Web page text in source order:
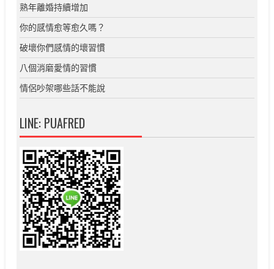
熟年離婚持續增加
你的感情愈等愈久嗎？
破壞你們感情的壞習慣
八個消磨愛情的習慣
情侶吵架哪些話不能說
LINE: PUAFRED